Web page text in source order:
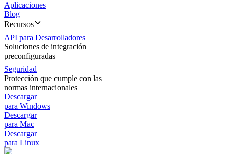
Aplicaciones
Blog
Recursos
API para Desarrolladores
Soluciones de integración
preconfiguradas
Seguridad
Protección que cumple con las
normas internacionales
Descargar
para Windows
Descargar
para Mac
Descargar
para Linux